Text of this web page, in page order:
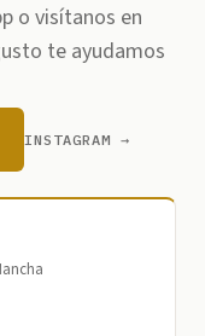
o visítanos en
te ayudamos
INSTAGRAM →